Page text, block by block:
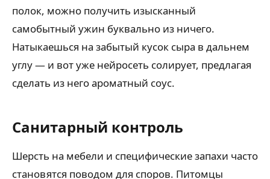
полок, можно получить изысканный
самобытный ужин буквально из ничего.
Натыкаешься на забытый кусок сыра в дальнем
углу — и вот уже нейросеть солирует, предлагая
сделать из него ароматный соус.
Санитарный контроль
Шерсть на мебели и специфические запахи часто
становятся поводом для споров. Питомцы